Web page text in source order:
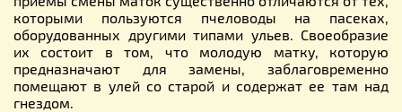
которыми пользуются пчеловоды на пасеках,
оборудованных другими типами ульев. Своеобразие
их состоит в том, что молодую матку, которую
предназначают для замены, заблаговременно
помещают в улей со старой и содержат ее там над
гнездом.